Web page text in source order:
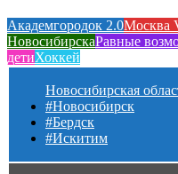
Академгородок 2.0Москва
НовосибирскаРавные
детиХоккей
Новосибирская
#Новосибирск
#Бердск
#Искитим